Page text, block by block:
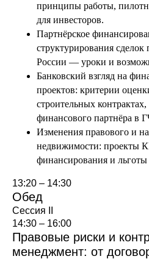
принципы работы,
для инвесторов.
Партнёрское
структурирования сделок
России — уроки и
Банковский взгляд на
проектов: критерии
строительных
финансового партнёра в
Изменения правового и
недвижимости: проекты
финансирования и
13:20 – 14:30
Обед
Сессия II
14:30 – 16:00
Правовые риски и
менеджмент: от